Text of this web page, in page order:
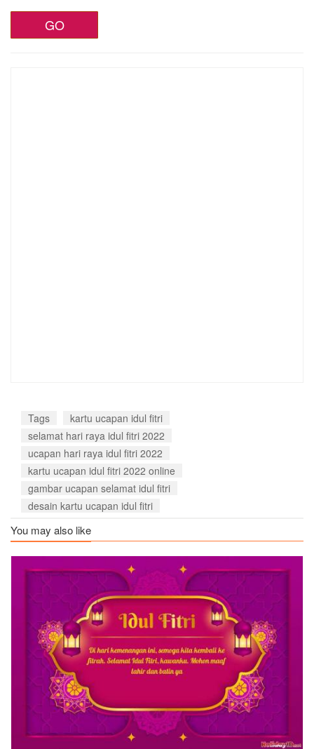
Tags
kartu ucapan idul fitri
selamat hari raya idul fitri 2022
ucapan hari raya idul fitri 2022
kartu ucapan idul fitri 2022 online
gambar ucapan selamat idul fitri
desain kartu ucapan idul fitri
You may also like